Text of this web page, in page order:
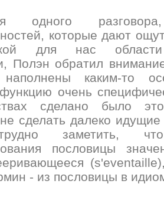
одного
которые дают
для нас области
Полэн обратил
наполнены каким-то
очень
сделано было
сделать далеко
заметить,
пословицы
- из пословицы в